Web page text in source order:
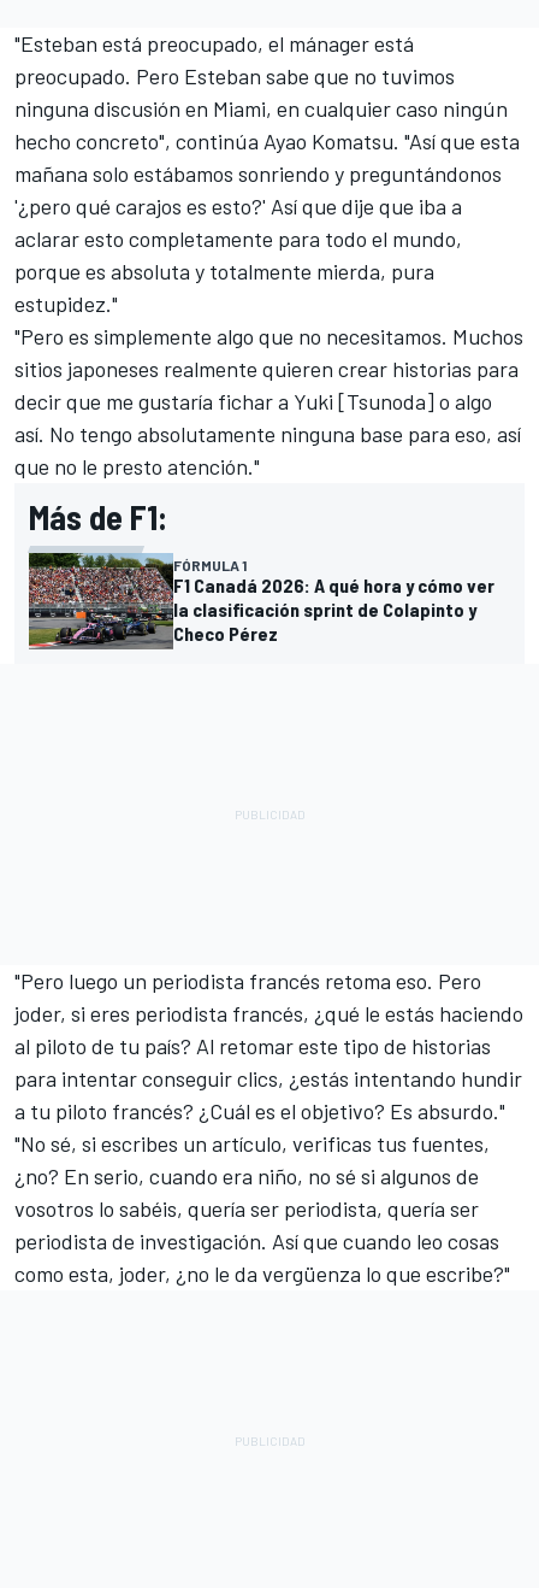
"Esteban está preocupado, el mánager está
preocupado. Pero Esteban sabe que no tuvimos
ninguna discusión en Miami, en cualquier caso ningún
hecho concreto", continúa Ayao Komatsu. "Así que esta
mañana solo estábamos sonriendo y preguntándonos
'¿pero qué carajos es esto?' Así que dije que iba a
aclarar esto completamente para todo el mundo,
porque es absoluta y totalmente mierda, pura
estupidez."
"Pero es simplemente algo que no necesitamos. Muchos
sitios japoneses realmente quieren crear historias para
decir que me gustaría fichar a Yuki [Tsunoda] o algo
así. No tengo absolutamente ninguna base para eso, así
que no le presto atención."
Más de F1:
FÓRMULA 1
F1 Canadá 2026: A qué hora y cómo ver
la clasificación sprint de Colapinto y
Checo Pérez
"Pero luego un periodista francés retoma eso. Pero
joder, si eres periodista francés, ¿qué le estás haciendo
al piloto de tu país? Al retomar este tipo de historias
para intentar conseguir clics, ¿estás intentando hundir
a tu piloto francés? ¿Cuál es el objetivo? Es absurdo."
"No sé, si escribes un artículo, verificas tus fuentes,
¿no? En serio, cuando era niño, no sé si algunos de
vosotros lo sabéis, quería ser periodista, quería ser
periodista de investigación. Así que cuando leo cosas
como esta, joder, ¿no le da vergüenza lo que escribe?"